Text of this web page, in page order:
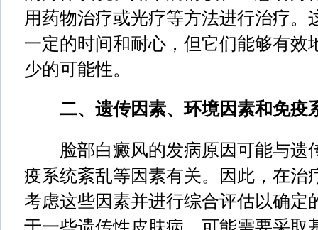
用药物治疗或光疗等方法进行治疗。
一定的时间和耐心，但它们能够有效
少的可能性。
二、遗传因素、环境因素和免疫
脸部白癜风的发病原因可能与遗
疫系统紊乱等因素有关。因此，在治
考虑这些因素并进行综合评估以确定